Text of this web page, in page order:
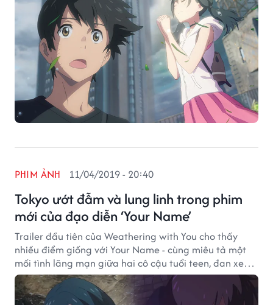
Tokyo ướt đẫm và lung linh trong phim
mới của đạo diễn ‘Your Name’
PHIM ẢNH 11/04/2019 - 20:40
Trailer đầu tiên của Weathering with You cho thấy
nhiều điểm giống với Your Name - cùng miêu tả một
mối tình lãng mạn giữa hai cô cậu tuổi teen, đan xen
những yếu tố siêu nhiên và vẻ đẹp văn hóa Nhật Bản.